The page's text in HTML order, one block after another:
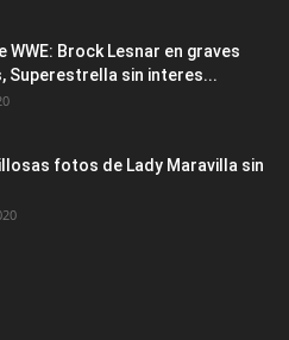
WWE: Brock Lesnar en graves
Superestrella sin interes...
fotos de Lady Maravilla sin